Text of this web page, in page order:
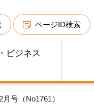
ページID検索
ビジネス
号（No1761）